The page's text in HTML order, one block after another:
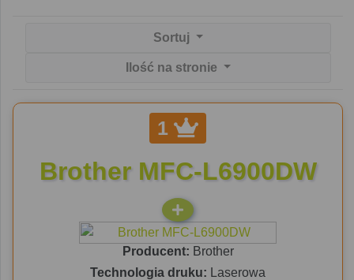
Sortuj
Ilość na stronie
1
Brother MFC-L6900DW
Producent: Brother
Technologia druku: Laserowa